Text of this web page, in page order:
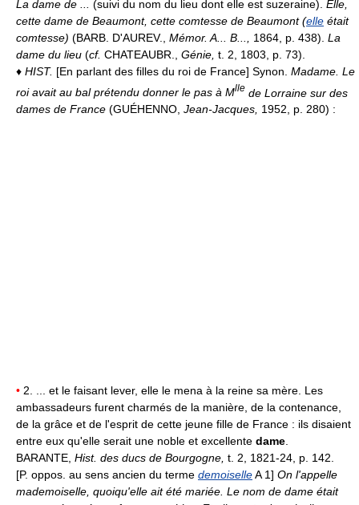
La dame de ... (suivi du nom du lieu dont elle est suzeraine). Elle,
cette dame de Beaumont, cette comtesse de Beaumont (elle était
comtesse) (BARB. D'AUREV., Mémor. A... B..., 1864, p. 438). La
dame du lieu (cf. CHATEAUBR., Génie, t. 2, 1803, p. 73).
♦ HIST. [En parlant des filles du roi de France] Synon. Madame. Le
roi avait au bal prétendu donner le pas à Mlle de Lorraine sur des
dames de France (GUÉHENNO, Jean-Jacques, 1952, p. 280) :
• 2. ... et le faisant lever, elle le mena à la reine sa mère. Les
ambassadeurs furent charmés de la manière, de la contenance,
de la grâce et de l'esprit de cette jeune fille de France : ils disaient
entre eux qu'elle serait une noble et excellente dame.
BARANTE, Hist. des ducs de Bourgogne, t. 2, 1821-24, p. 142.
[P. oppos. au sens ancien du terme demoiselleA 1] On l'appelle
mademoiselle, quoiqu'elle ait été mariée. Le nom de dame était